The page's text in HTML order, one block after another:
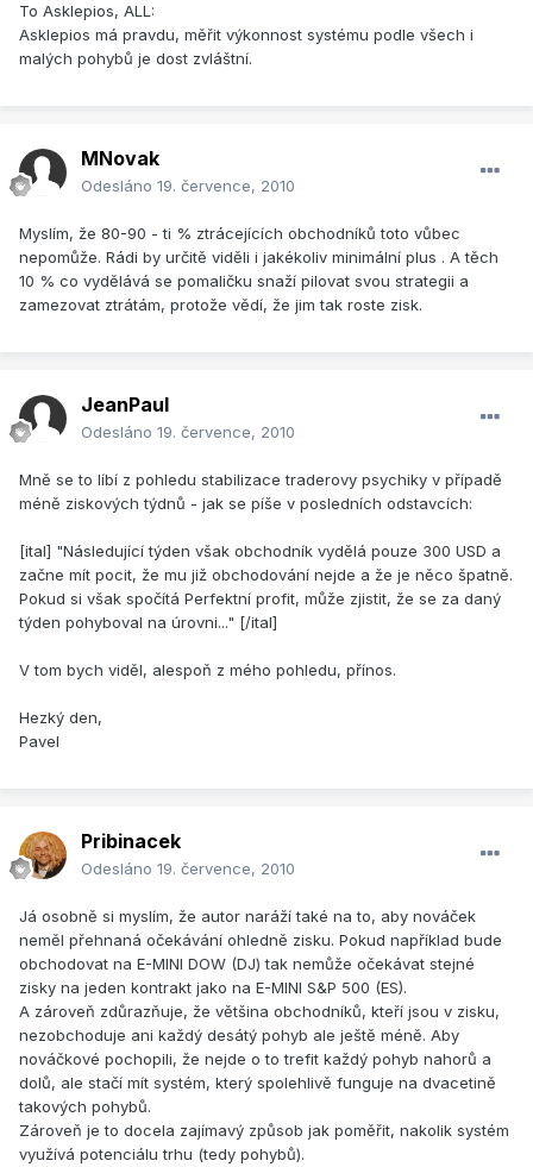
To Asklepios, ALL:
Asklepios má pravdu, měřit výkonnost systému podle všech i
malých pohybů je dost zvláštní.
MNovak
Odesláno 19. července, 2010
Myslím, že 80-90 - ti % ztrácejících obchodníků toto vůbec
nepomůže. Rádi by určitě viděli i jakékoliv minimální plus . A těch
10 % co vydělává se pomaličku snaží pilovat svou strategii a
zamezovat ztrátám, protože vědí, že jim tak roste zisk.
JeanPaul
Odesláno 19. července, 2010
Mně se to líbí z pohledu stabilizace traderovy psychiky v případě
méně ziskových týdnů - jak se píše v posledních odstavcích:
[ital] "Následující týden však obchodník vydělá pouze 300 USD a
začne mít pocit, že mu již obchodování nejde a že je něco špatně.
Pokud si však spočítá Perfektní profit, může zjistit, že se za daný
týden pohyboval na úrovni..." [/ital]
V tom bych viděl, alespoň z mého pohledu, přínos.
Hezký den,
Pavel
Pribinacek
Odesláno 19. července, 2010
Já osobně si myslím, že autor naráží také na to, aby nováček
neměl přehnaná očekávání ohledně zisku. Pokud například bude
obchodovat na E-MINI DOW (DJ) tak nemůže očekávat stejné
zisky na jeden kontrakt jako na E-MINI S&P 500 (ES).
A zároveň zdůrazňuje, že většina obchodníků, kteří jsou v zisku,
nezobchoduje ani každý desátý pohyb ale ještě méně. Aby
nováčkové pochopili, že nejde o to trefit každý pohyb nahorů a
dolů, ale stačí mít systém, který spolehlivě funguje na dvacetině
takových pohybů.
Zároveň je to docela zajímavý způsob jak poměřit, nakolik systém
využívá potenciálu trhu (tedy pohybů).